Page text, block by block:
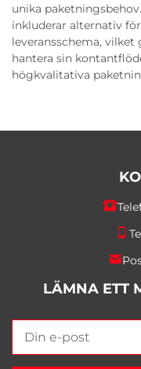
unika
inkluderar alternativ
leveransschema,
hantera sin
högkvalitativa
LÄMNA ETT